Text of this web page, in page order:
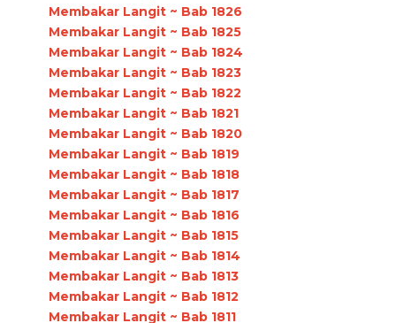
Membakar Langit ~ Bab 1826
Membakar Langit ~ Bab 1825
Membakar Langit ~ Bab 1824
Membakar Langit ~ Bab 1823
Membakar Langit ~ Bab 1822
Membakar Langit ~ Bab 1821
Membakar Langit ~ Bab 1820
Membakar Langit ~ Bab 1819
Membakar Langit ~ Bab 1818
Membakar Langit ~ Bab 1817
Membakar Langit ~ Bab 1816
Membakar Langit ~ Bab 1815
Membakar Langit ~ Bab 1814
Membakar Langit ~ Bab 1813
Membakar Langit ~ Bab 1812
Membakar Langit ~ Bab 1811